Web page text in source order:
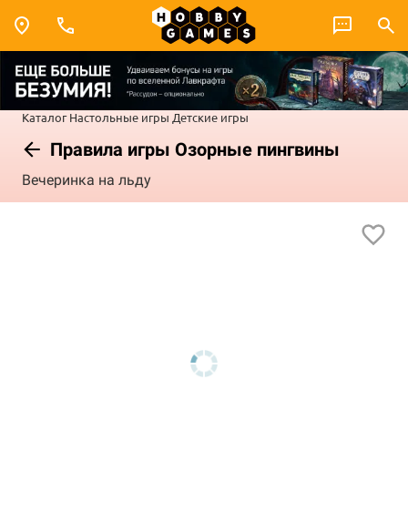
Каталог Настольные игры Детские игры
Правила игры Озорные пингвины
Вечеринка на льду